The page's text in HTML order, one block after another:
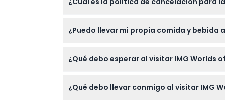
atracciones. El parque ofrece atracciones
con una tarifa de cancelación del 100%
¿Puedo llevar mi propia comida y bebida
mantenerse energizado durante todo el día.
¿Qué debo esperar al visitar IMG Worlds
Boulevard, además de tiendas y
¿Qué debo llevar conmigo al visitar IMG